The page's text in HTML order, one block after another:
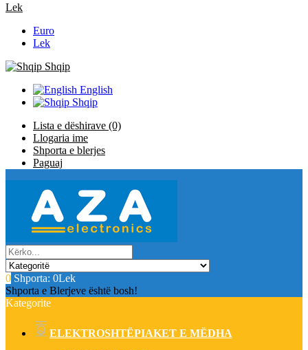
Lek
Euro
Lek
Shqip
English
Shqip
Lista e dëshirave (0)
Llogaria ime
Shporta e blerjes
Paguaj
0 Shporta: 0Lek
Shporta e Blerjeve është bosh!
Kategorite
ELEKTROSHTËPIAKET E MËDHA